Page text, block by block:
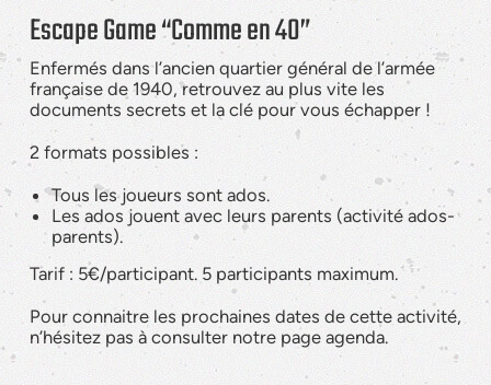
Escape Game “Comme en 40”
Enfermés dans l’ancien quartier général de l’armée
française de 1940, retrouvez au plus vite les
documents secrets et la clé pour vous échapper !
2 formats possibles :
Tous les joueurs sont ados.
Les ados jouent avec leurs parents (activité ados-
parents).
Tarif : 5€/participant. 5 participants maximum.
Pour connaitre les prochaines dates de cette activité,
n’hésitez pas à consulter notre page agenda.